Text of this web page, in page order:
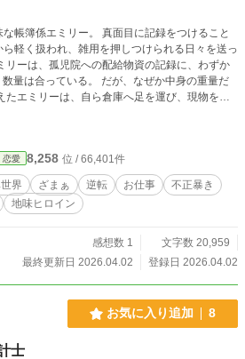
帳簿係エミリー。 真面目に記録をつけること
軽く扱われ、雑用を押しつけられる日々を送っ
ーは、孤児院への配給物資の記録に、わずか
では見えない“静かな不正”だった。 しかし
けられ、職場から追い出されそうになってしま
されていた不正はすべて暴かれる。 そし
の代償を支払うことになる。 これは、地
が、 “正しく記録した”ことで不正を暴き、王宮
恋愛 8,258 位 / 66,401件
界 ざまぁ 逆転 お仕事
不正暴き
地味ヒロイン
感想数 1
文字数 20,959
最終更新日 2026.04.02
登録日 2026.04.02
お気に入り追加 8
士